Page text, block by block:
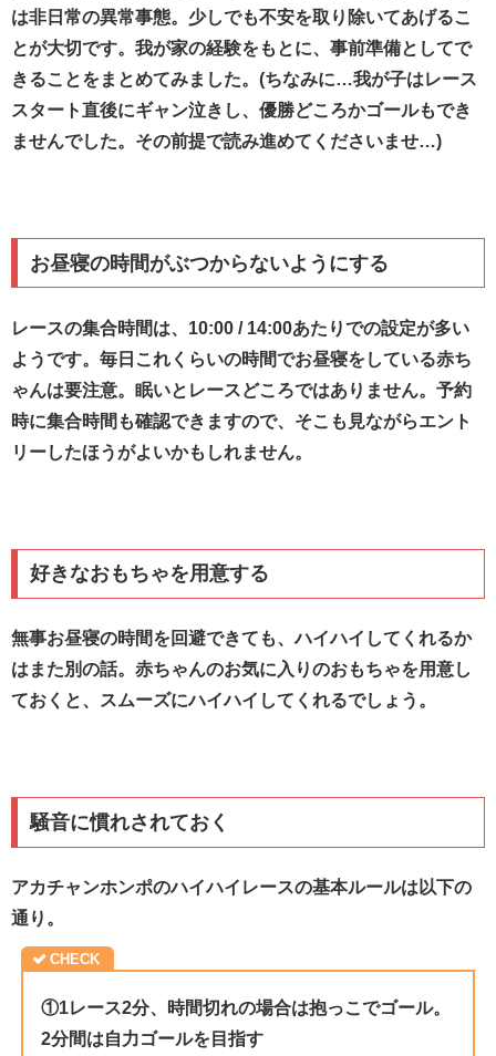
は非日常の異常事態。少しでも不安を取り除いてあげるこ
とが大切です。我が家の経験をもとに、事前準備としてで
きることをまとめてみました。(ちなみに…我が子はレース
スタート直後にギャン泣きし、優勝どころかゴールもでき
ませんでした。その前提で読み進めてくださいませ…)
お昼寝の時間がぶつからないようにする
レースの集合時間は、10:00 / 14:00あたりでの設定が多い
ようです。毎日これくらいの時間でお昼寝をしている赤ち
ゃんは要注意。眠いとレースどころではありません。予約
時に集合時間も確認できますので、そこも見ながらエント
リーしたほうがよいかもしれません。
好きなおもちゃを用意する
無事お昼寝の時間を回避できても、ハイハイしてくれるか
はまた別の話。赤ちゃんのお気に入りのおもちゃを用意し
ておくと、スムーズにハイハイしてくれるでしょう。
騒音に慣れされておく
アカチャンホンポのハイハイレースの基本ルールは以下の
通り。
①1レース2分、時間切れの場合は抱っこでゴール。
2分間は自力ゴールを目指す